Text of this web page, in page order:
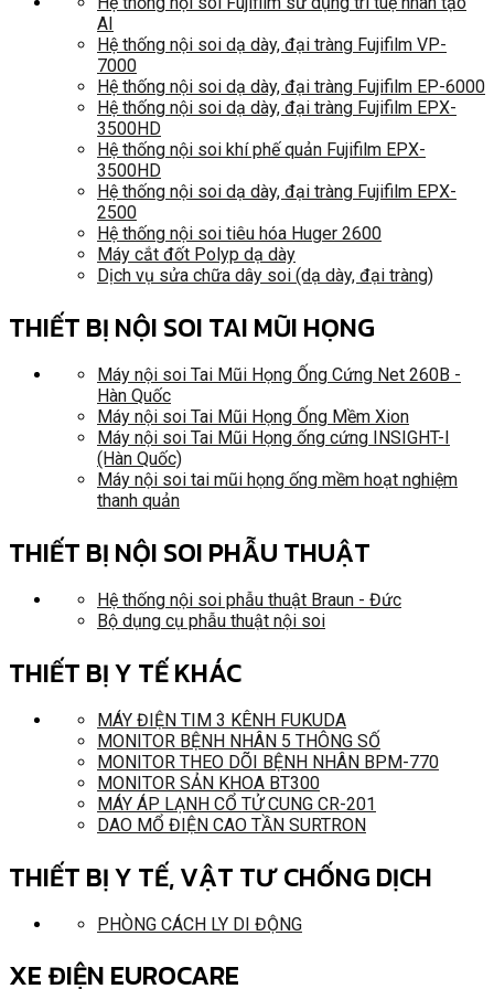
AI
Hệ thống nội soi dạ dày, đại tràng Fujifilm VP-
7000
Hệ thống nội soi dạ dày, đại tràng Fujifilm EP-6000
Hệ thống nội soi dạ dày, đại tràng Fujifilm EPX-
3500HD
Hệ thống nội soi khí phế quản Fujifilm EPX-
3500HD
Hệ thống nội soi dạ dày, đại tràng Fujifilm EPX-
2500
Hệ thống nội soi tiêu hóa Huger 2600
Máy cắt đốt Polyp dạ dày
Dịch vụ sửa chữa dây soi (dạ dày, đại tràng)
THIẾT BỊ NỘI SOI TAI MŨI HỌNG
Máy nội soi Tai Mũi Họng Ống Cứng Net 260B -
Hàn Quốc
Máy nội soi Tai Mũi Họng Ống Mềm Xion
Máy nội soi Tai Mũi Họng ống cứng INSIGHT-I
(Hàn Quốc)
Máy nội soi tai mũi họng ống mềm hoạt nghiệm
thanh quản
THIẾT BỊ NỘI SOI PHẪU THUẬT
Hệ thống nội soi phẫu thuật Braun - Đức
Bộ dụng cụ phẫu thuật nội soi
THIẾT BỊ Y TẾ KHÁC
MÁY ĐIỆN TIM 3 KÊNH FUKUDA
MONITOR BỆNH NHÂN 5 THÔNG SỐ
MONITOR THEO DÕI BỆNH NHÂN BPM-770
MONITOR SẢN KHOA BT300
MÁY ÁP LẠNH CỔ TỬ CUNG CR-201
DAO MỔ ĐIỆN CAO TẦN SURTRON
THIẾT BỊ Y TẾ, VẬT TƯ CHỐNG DỊCH
PHÒNG CÁCH LY DI ĐỘNG
XE ĐIỆN EUROCARE